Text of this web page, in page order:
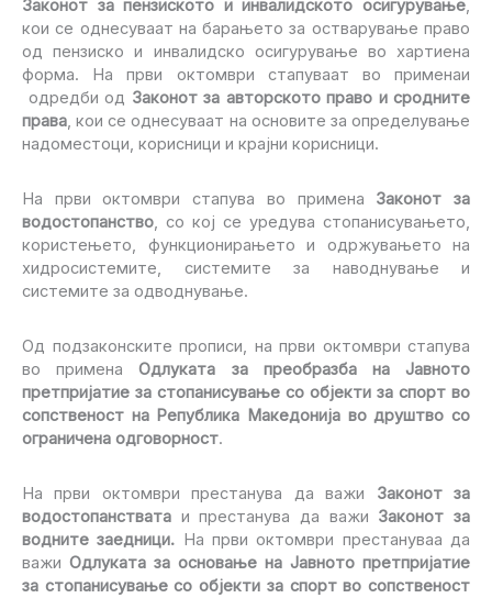
Законот за пензиското и инвалидското осигурување
кои се однесуваат на барањето за остварување право
од пензиско и инвалидско осигурување во хартиена
форма. На први октомври стапуваат во применаи
одредби од Законот за авторското право и сродните
права , кои се однесуваат на oсновитe за определување
надоместоци, корисници и крајни корисници.
На први октомври стапува во примена Законот за
водостопанство, со кој се уредува стопанисувањето,
користењето, функционирањето и одржувањето на
хидросистемите, системите за наводнување и
системите за одводнување.
Од подзаконските прописи, на први октомври стапува
во применаОдлуката за преобразба на Јавното
претпријатие за стопанисување со објекти за спорт во
сопственост на Република Македонија во друштво со
ограничена одговорност.
На први октомври престанува да важи Законот за
водостопанствата и престанува да важи Законот за
водните заедници. На први октомври престануваа да
важи Одлуката за основање на Јавното претпријатие
за стопанисување со објекти за спорт во сопственост